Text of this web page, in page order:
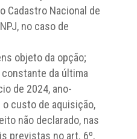
Cadastro Nacional de
no caso de
objeto da opção;
da última
de 2024, ano-
o custo de aquisição,
não declarado, nas
previstas no art. 6º,